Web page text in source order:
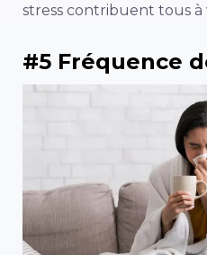
stress contribuent tous à
#5 Fréquence